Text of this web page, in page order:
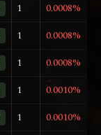
1
0.0008%
1
0.0008%
1
0.0008%
1
0.0010%
1 0.0010%